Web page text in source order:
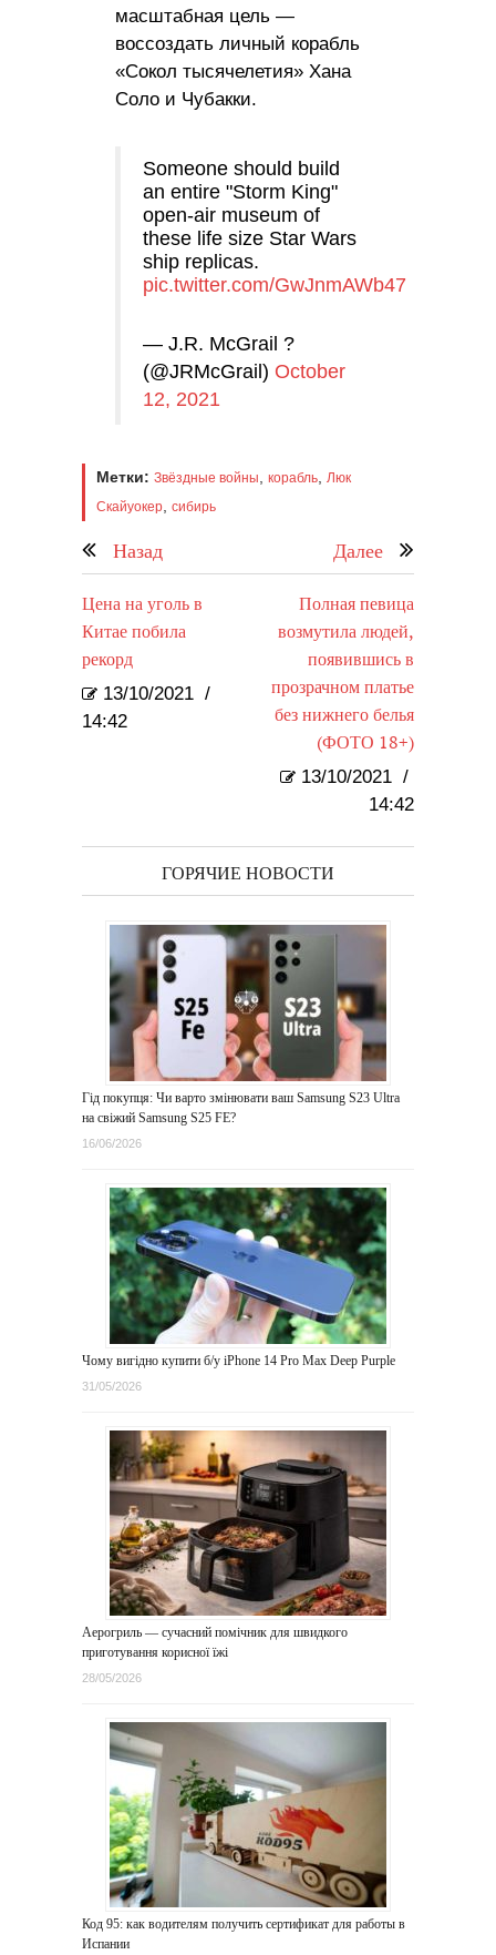
масштабная цель —
воссоздать личный корабль
«Сокол тысячелетия» Хана
Соло и Чубакки.
Someone should build
an entire "Storm King"
open-air museum of
these life size Star Wars
ship replicas.
pic.twitter.com/GwJnmAWb47
— J.R. McGrail ?
(@JRMcGrail) October
12, 2021
Метки: Звёздные войны корабль
Люк
Скайуокер сибирь
Назад Далее
Цена на уголь в
Китае побила
рекорд
13/10/2021 /
14:42
Полная певица
возмутила людей,
появившись в
прозрачном платье
без нижнего белья
(ФОТО 18+)
13/10/2021 /
14:42
ГОРЯЧИЕ НОВОСТИ
Гід покупця: Чи варто змінювати ваш Samsung S23 Ultra
на свіжий Samsung S25 FE?
16/06/2026
Чому вигідно купити б/у iPhone 14 Pro Max Deep Purple
31/05/2026
Аерогриль — сучасний помічник для швидкого
приготування корисної їжі
28/05/2026
Код 95: как водителям получить сертификат для работы в
Испании